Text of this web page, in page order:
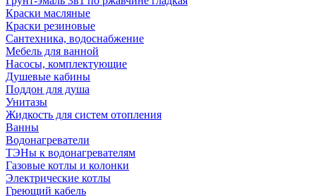
Краски масляные
Краски резиновые
Сантехника, водоснабжение
Мебель для ванной
Насосы, комплектующие
Душевые кабины
Поддон для душа
Унитазы
Жидкость для систем отопления
Ванны
Водонагреватели
ТЭНы к водонагревателям
Газовые котлы и колонки
Электрические котлы
Греющий кабель